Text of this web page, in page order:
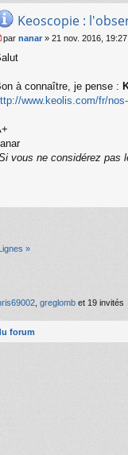
Keoscopie :
e
s
g
n
o
n
par nanar » 21 nov. 2016, 19:27
à connaître, je pense :
www.keolis.com/fr/
vous ne considérez pas
»
greglomb et 19 invités
forum